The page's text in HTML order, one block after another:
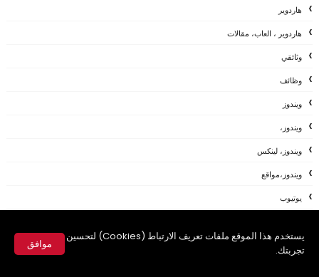
يستخدم هذا الموقع ملفات تعريف الارتباط (Cookies) لتحسين
تجربتك.
موافق
هاردوير
هاردوير ، العاب، مقالات
وثائقي
وظائف
ويندوز
ويندوز،
ويندوز، لينكس
ويندوز،مواقع
يوتيوب
ANDROID